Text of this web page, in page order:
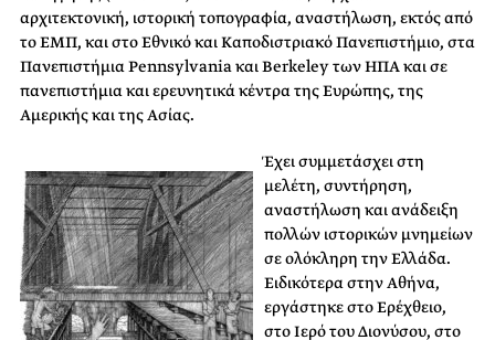
αρχιτεκτονική, ιστορική τοπογραφία, αναστήλωση, εκτός από
το ΕΜΠ, και στο Εθνικό και Καποδιστριακό Πανεπιστήμιο, στα
Πανεπιστήμια Pennsylvania και Berkeley των ΗΠΑ και σε
πανεπιστήμια και ερευνητικά κέντρα της Ευρώπης, της
Αμερικής και της Ασίας.
Έχει συμμετάσχει στη
μελέτη, συντήρηση,
αναστήλωση και ανάδειξη
πολλών ιστορικών μνημείων
σε ολόκληρη την Ελλάδα.
Ειδικότερα στην Αθήνα,
εργάστηκε στο Ερέχθειο,
στο Ιερό του Διονύσου, στο